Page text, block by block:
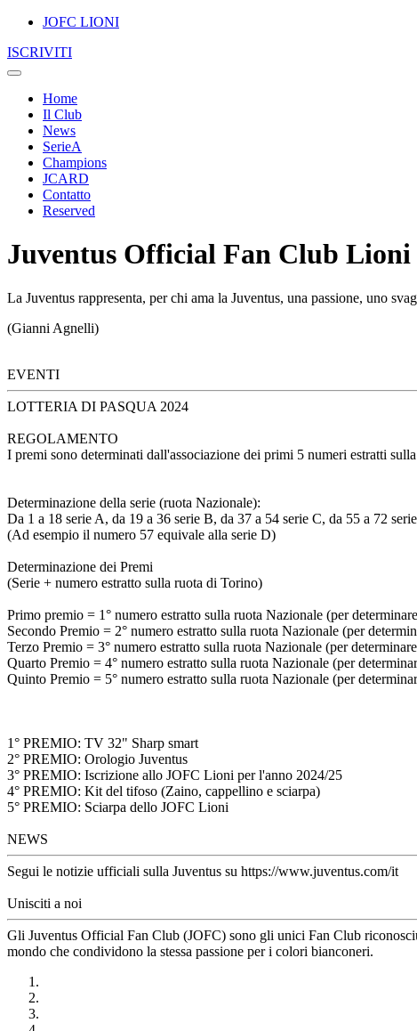
JOFC LIONI
ISCRIVITI
Home
Il Club
News
SerieA
Champions
JCARD
Contatto
Reserved
Juventus Official Fan Club Lioni
La Juventus rappresenta, per chi ama la Juventus, una passione, uno
(Gianni Agnelli)
EVENTI
LOTTERIA DI PASQUA 2024
REGOLAMENTO
I premi sono determinati dall'associazione dei primi 5 numeri estratti
Determinazione della serie (ruota Nazionale):
Da 1 a 18 serie A, da 19 a 36 serie B, da 37 a 54 serie C, da 55 a 72
(Ad esempio il numero 57 equivale alla serie D)
Determinazione dei Premi
(Serie + numero estratto sulla ruota di Torino)
Primo premio = 1° numero estratto sulla ruota Nazionale (per
Secondo Premio = 2° numero estratto sulla ruota Nazionale (per
Terzo Premio = 3° numero estratto sulla ruota Nazionale (per
Quarto Premio = 4° numero estratto sulla ruota Nazionale (per
Quinto Premio = 5° numero estratto sulla ruota Nazionale (per
1° PREMIO: TV 32" Sharp smart
2° PREMIO: Orologio Juventus
3° PREMIO: Iscrizione allo JOFC Lioni per l'anno 2024/25
4° PREMIO: Kit del tifoso (Zaino, cappellino e sciarpa)
5° PREMIO: Sciarpa dello JOFC Lioni
NEWS
Segui le notizie ufficiali sulla Juventus su https://www.juventus.com/it
Unisciti a noi
Gli Juventus Official Fan Club (JOFC) sono gli unici Fan Club
mondo che condividono la stessa passione per i colori bianconeri.